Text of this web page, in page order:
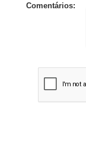
Comentários: